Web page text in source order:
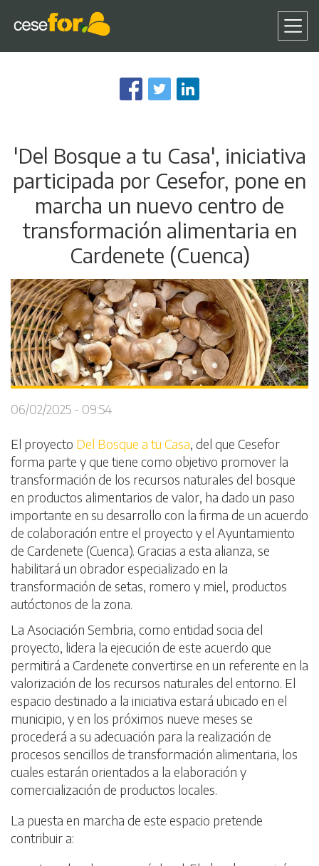
al
contenido
'Del Bosque a tu Casa', iniciativa
participada por Cesefor, pone en
marcha un nuevo centro de
transformación alimentaria en
Cardenete (Cuenca)
06/02/2025 - 09:54
El proyecto Del Bosque a tu Casa, del que Cesefor
forma parte y que tiene como objetivo promover la
transformación de los recursos naturales del bosque
en productos alimentarios de valor, ha dado un paso
importante en su desarrollo con la firma de un acuerdo
de colaboración entre el proyecto y el Ayuntamiento
de Cardenete (Cuenca). Gracias a esta alianza, se
habilitará un obrador especializado en la
transformación de setas, romero y miel, productos
autóctonos de la zona.
La Asociación Sembria, como entidad socia del
proyecto, lidera la ejecución de este acuerdo que
permitirá a Cardenete convertirse en un referente en la
valorización de los recursos naturales del entorno. El
espacio destinado a la iniciativa estará ubicado en el
municipio, y en los próximos nueve meses se
procederá a su adecuación para la realización de
procesos sencillos de transformación alimentaria, los
cuales estarán orientados a la elaboración y
comercialización de productos locales.
La puesta en marcha de este espacio pretende
contribuir a: